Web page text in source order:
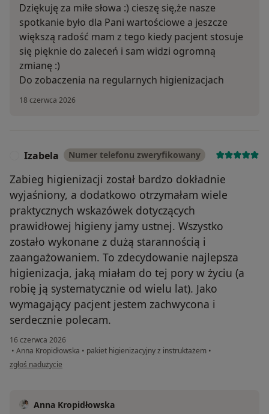
Dziękuję za miłe słowa :) cieszę się,że nasze
spotkanie było dla Pani wartościowe a jeszcze
większą radość mam z tego kiedy pacjent stosuje
się pięknie do zaleceń i sam widzi ogromną
zmianę :)
Do zobaczenia na regularnych higienizacjach
18 czerwca 2026
Izabela Numer telefonu zweryfikowany
Zabieg higienizacji został bardzo dokładnie
wyjaśniony, a dodatkowo otrzymałam wiele
praktycznych wskazówek dotyczących
prawidłowej higieny jamy ustnej. Wszystko
zostało wykonane z dużą starannością i
zaangażowaniem. To zdecydowanie najlepsza
higienizacja, jaką miałam do tej pory w życiu (a
robię ją systematycznie od wielu lat). Jako
wymagający pacjent jestem zachwycona i
serdecznie polecam.
16 czerwca 2026
• Anna Kropidłowska • pakiet higienizacyjny z instruktażem •
w opinii użytkownika Izabela
zgłoś nadużycie
Anna Kropidłowska